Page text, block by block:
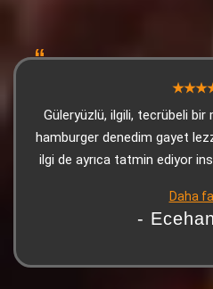
Güleryüzlü, ilgili, tecrübeli
hamburger denedim gayet
ilgi de ayrıca tatmin ediyor
Dede Kebap. Adana'ya herDaha
-